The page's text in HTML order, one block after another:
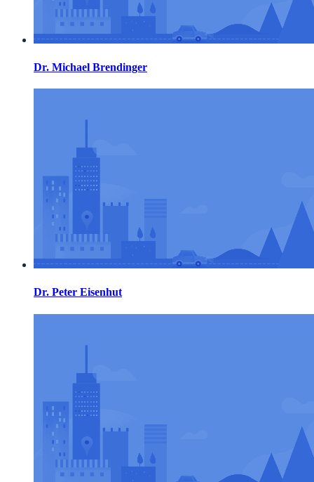
Dr. Michael Brendinger
Dr. Peter Eisenhut